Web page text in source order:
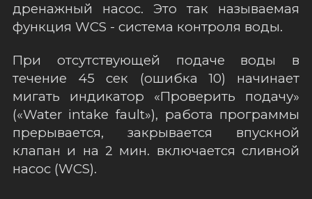
дренажный насос. Это так называемая
функция WCS - система контроля воды.
При отсутствующей подаче воды в
течение 45 сек (ошибка 10) начинает
мигать индикатор «Проверить подачу»
(«Water intake fault»), работа программы
прерывается, закрывается впускной
клапан и на 2 мин. включается сливной
насос (WCS).